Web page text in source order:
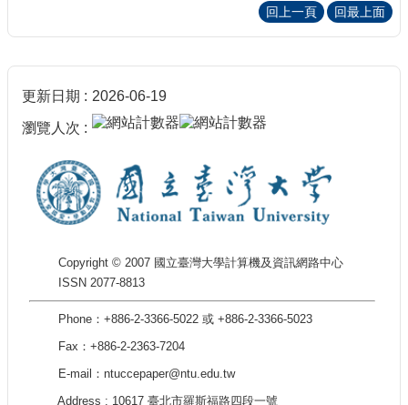
回上一頁
回最上面
更新日期 2026-06-19
瀏覽人次
Copyright © 2007 國立臺灣大學計算機及資訊網路中心
ISSN 2077-8813
Phone：+886-2-3366-5022 或 +886-2-3366-5023
Fax：+886-2-2363-7204
E-mail：ntuccepaper@ntu.edu.tw
Address : 10617 臺北市羅斯福路四段一號